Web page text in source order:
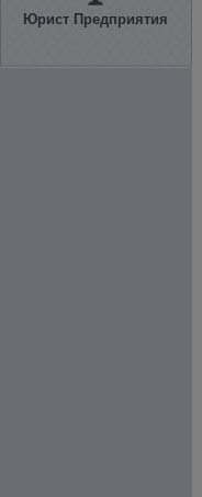
Юрист Предприятия